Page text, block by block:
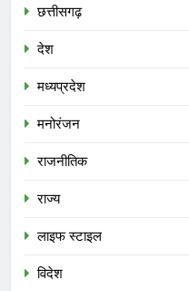
छत्तीसगढ़
देश
मध्‍यप्रदेश
मनोरंजन
राजनीतिक
राज्य
लाइफ स्टाइल
विदेश